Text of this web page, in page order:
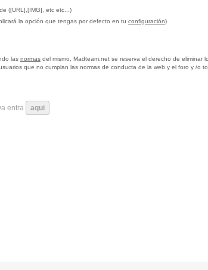
([URL],[IMG], etc etc...)
la opción que tengas por defecto en tu configuración)
las normas del mismo, Madteam.net se reserva el derecho de eliminar
que no cumplan las normas de conducta de la web y el foro y /o
entra aqui